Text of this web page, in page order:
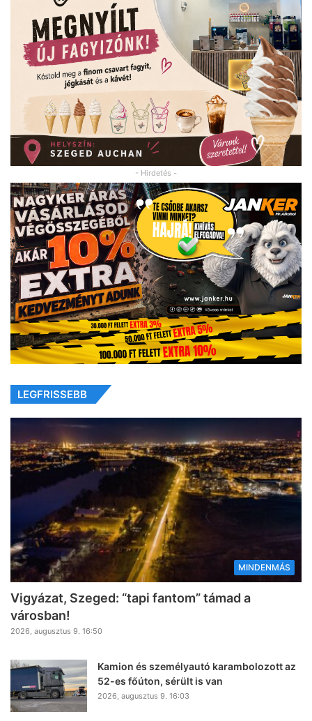
- Hirdetés -
LEGFRISSEBB
MINDENMÁS
Vigyázat, Szeged: “tapi fantom” támad a
városban!
2026, augusztus 9. 16:50
Kamion és személyautó karambolozott az
52-es főúton, sérült is van
2026, augusztus 9. 16:03